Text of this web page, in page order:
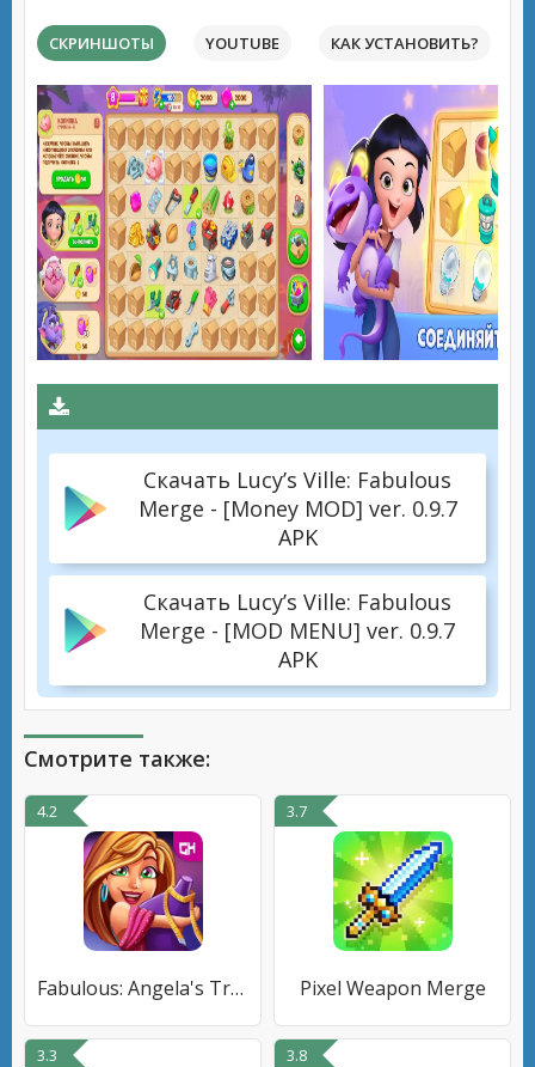
СКРИНШОТЫ YOUTUBE КАК УСТАНОВИТЬ?
Скачать Lucy’s Ville: Fabulous
Merge - [Money MOD] ver. 0.9.7
APK
Скачать Lucy’s Ville: Fabulous
Merge - [MOD MENU] ver. 0.9.7
APK
Смотрите также:
4.2
Fabulous: Angela's True Colors
3.7
Pixel Weapon Merge
3.3 3.8